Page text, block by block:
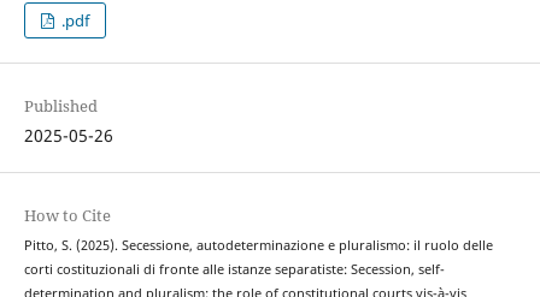
.pdf
Published
2025-05-26
How to Cite
Pitto, S. (2025). Secessione, autodeterminazione e pluralismo: il ruolo delle
corti costituzionali di fronte alle istanze separatiste: Secession, self-